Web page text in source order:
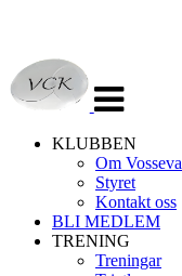
navigasjon
KLUBBEN
Om
Styret
Kontakt oss
BLI MEDLEM
TRENING
Treningar